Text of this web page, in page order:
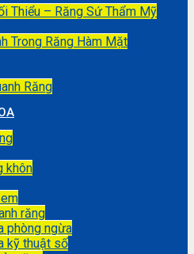
Thiểu – Răng Sứ Thẩm Mỹ
Trong Răng Hàm Mặt
Răng
khôn
răng
phòng ngừa
kỹ thuật số